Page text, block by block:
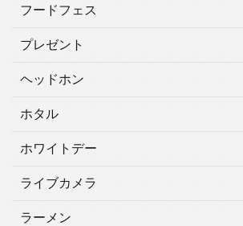
フードフェス
プレゼント
ヘッドホン
ホタル
ホワイトデー
ライブカメラ
ラーメン